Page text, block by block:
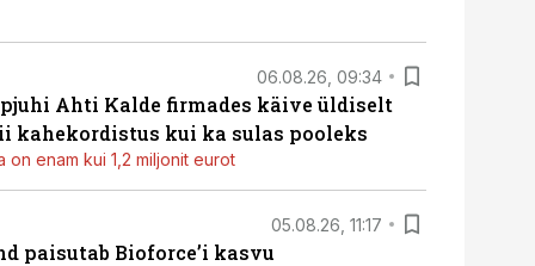
06.08.26, 09:34
Ahti Kalde firmades käive üldiselt
kahekordistus kui ka sulas pooleks
on enam kui 1,2 miljonit eurot
05.08.26, 11:17
paisutab Bioforce’i kasvu